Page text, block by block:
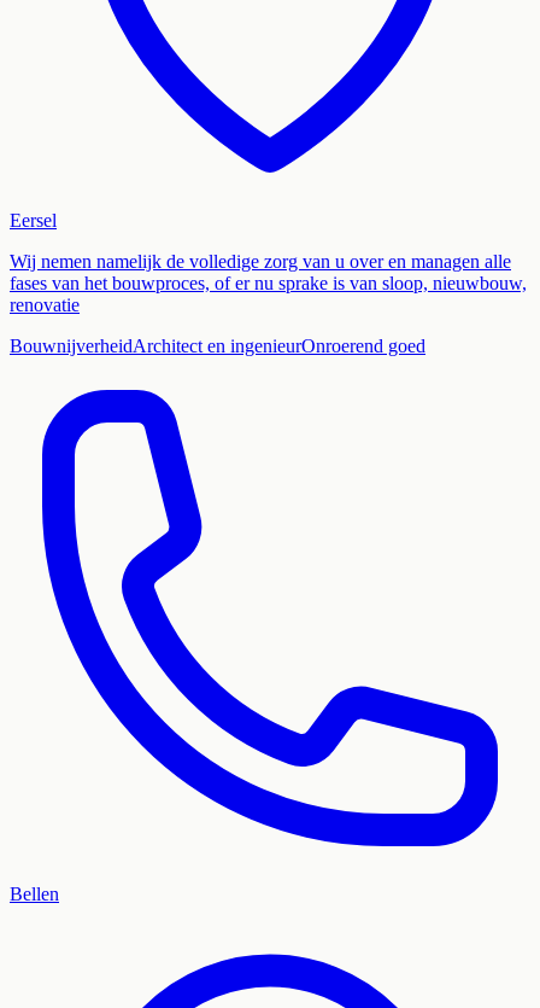
Eersel
Wij nemen namelijk de volledige zorg van u over en managen alle
fases van het bouwproces, of er nu sprake is van sloop, nieuwbouw,
renovatie
BouwnijverheidArchitect en ingenieurOnroerend goed
Bellen